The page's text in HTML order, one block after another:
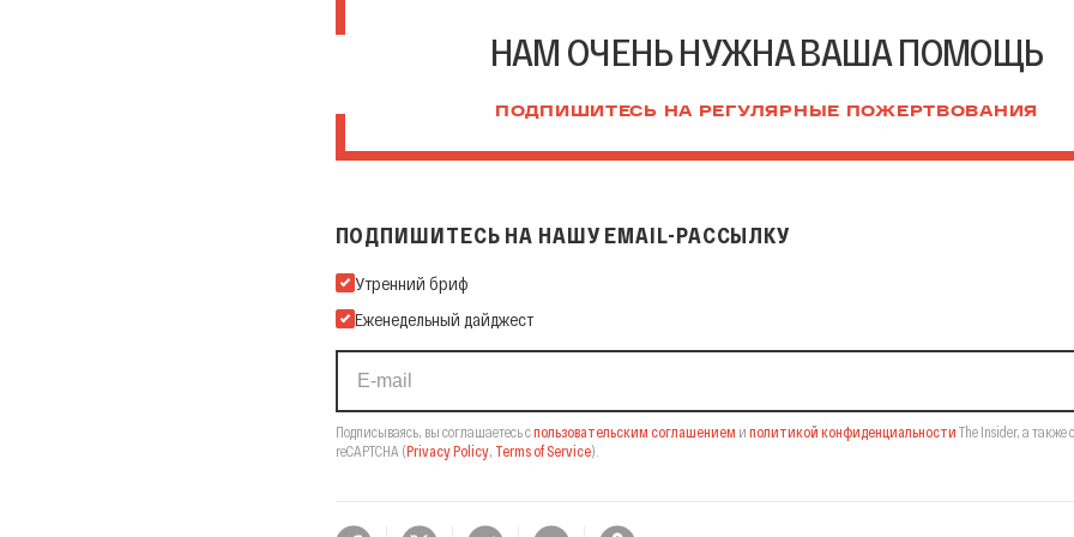
НАМ ОЧЕНЬ НУЖНА ВАША ПОМОЩЬ
ПОДПИШИТЕСЬ НА РЕГУЛЯРНЫЕ ПОЖЕРТВОВАНИЯ
ПОДПИШИТЕСЬ НА НАШУ EMAIL-РАССЫЛКУ
Подпишитесь на нашу Email-рассылку
Утренний бриф
Еженедельный дайджест
Подписываясь, вы соглашаетесь спользовательским соглашением и политикой конфиденциальности The Insider, а также
reCAPTCHA (Privacy Policy, Terms of Service).